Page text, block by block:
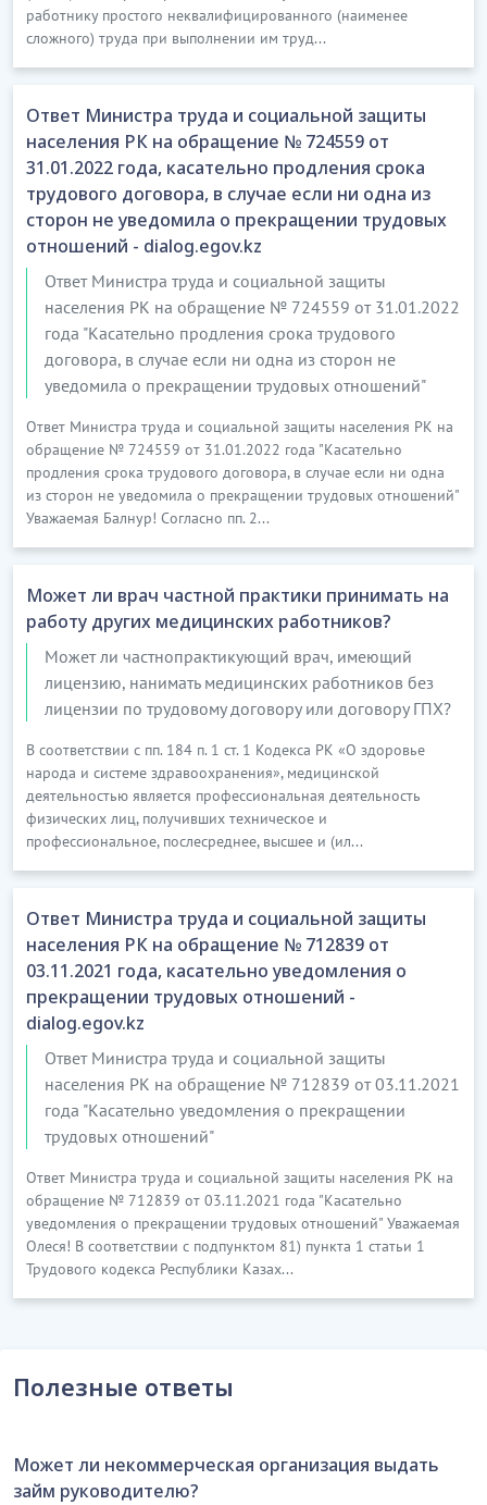
работнику простого неквалифицированного (наименее
сложного) труда при выполнении им труд...
Ответ Министра труда и социальной защиты
населения РК на обращение № 724559 от
31.01.2022 года, касательно продления срока
трудового договора, в случае если ни одна из
сторон не уведомила о прекращении трудовых
отношений - dialog.egov.kz
Ответ Министра труда и социальной защиты
населения РК на обращение № 724559 от 31.01.2022
года "Касательно продления срока трудового
договора, в случае если ни одна из сторон не
уведомила о прекращении трудовых отношений"
Ответ Министра труда и социальной защиты населения РК на
обращение № 724559 от 31.01.2022 года "Касательно
продления срока трудового договора, в случае если ни одна
из сторон не уведомила о прекращении трудовых отношений"
Уважаемая Балнур! Согласно пп. 2...
Может ли врач частной практики принимать на
работу других медицинских работников?
Может ли частнопрактикующий врач, имеющий
лицензию, нанимать медицинских работников без
лицензии по трудовому договору или договору ГПХ?
В соответствии с пп. 184 п. 1 ст. 1 Кодекса РК «О здоровье
народа и системе здравоохранения», медицинской
деятельностью является профессиональная деятельность
физических лиц, получивших техническое и
профессиональное, послесреднее, высшее и (ил...
Ответ Министра труда и социальной защиты
населения РК на обращение № 712839 от
03.11.2021 года, касательно уведомления о
прекращении трудовых отношений -
dialog.egov.kz
Ответ Министра труда и социальной защиты
населения РК на обращение № 712839 от 03.11.2021
года "Касательно уведомления о прекращении
трудовых отношений"
Ответ Министра труда и социальной защиты населения РК на
обращение № 712839 от 03.11.2021 года "Касательно
уведомления о прекращении трудовых отношений" Уважаемая
Олеся! В соответствии с подпунктом 81) пункта 1 статьи 1
Трудового кодекса Республики Казах...
Полезные ответы
Может ли некоммерческая организация выдать
займ руководителю?